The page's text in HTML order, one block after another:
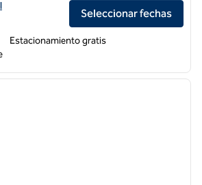
Inn & Suites Fresno
Seleccionar fechas
Estacionamiento gratis